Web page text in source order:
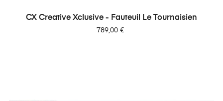
CX Creative Xclusive - Fauteuil Le Tournaisien
Prix
789,00 €